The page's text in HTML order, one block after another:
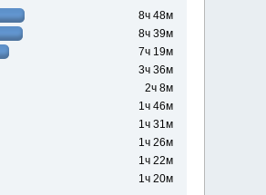
8ч 48м
8ч 39м
7ч 19м
3ч 36м
2ч 8м
1ч 46м
1ч 31м
1ч 26м
1ч 22м
1ч 20м